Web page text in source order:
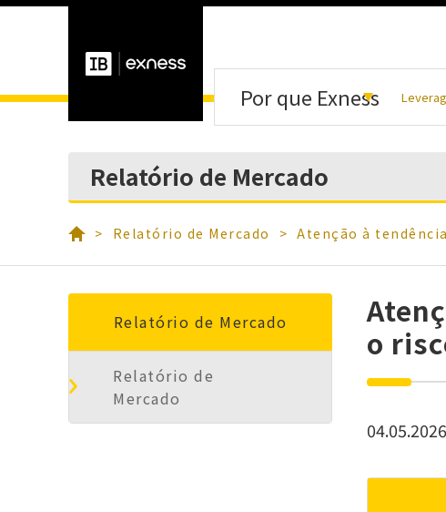
Por que Exness
Relatório de Mercado
Relatório de Mercado Atenção à
o
04.05.2026
Relatório de Mercado
Relatório de
Mercado